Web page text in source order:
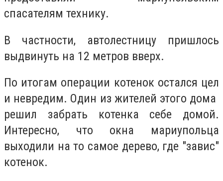
спасателям технику.
В частности, автолестницу пришлось
выдвинуть на 12 метров вверх.
По итогам операции котенок остался цел
и невредим. Один из жителей этого дома
решил забрать котенка себе домой.
Интересно, что окна мариупольца
выходили на то самое дерево, где "завис"
котенок.